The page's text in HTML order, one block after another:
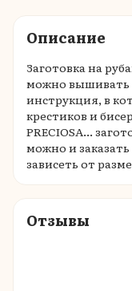
Описание
Заготовка на
можно вышивать
инструкция, в
крестиков и
PRECIOSA...
можно и
зависеть от
Отзывы